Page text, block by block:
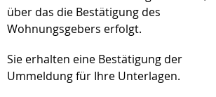
über das die Bestätigung des
Wohnungsgebers erfolgt.
Sie erhalten eine Bestätigung der
Ummeldung für Ihre Unterlagen.